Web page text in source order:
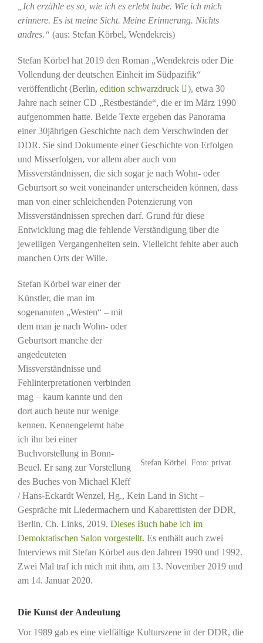
„Ich erzähle es so, wie ich es erlebt habe. Wie ich mich
erinnere. Es ist meine Sicht. Meine Erinnerung. Nichts
andres.“ (aus: Stefan Körbel, Wendekreis)
Stefan Körbel hat 2019 den Roman „Wendekreis oder Die
Vollendung der deutschen Einheit im Südpazifik“
veröffentlicht (Berlin, edition schwarzdruck
), etwa 30
Jahre nach seiner CD „Restbestände“, die er im März 1990
aufgenommen hatte. Beide Texte ergeben das Panorama
einer 30jährigen Geschichte nach dem Verschwinden der
DDR. Sie sind Dokumente einer Geschichte von Erfolgen
und Misserfolgen, vor allem aber auch von
Missverständnissen, die sich sogar je nach Wohn- oder
Geburtsort so weit voneinander unterscheiden können, dass
man von einer schleichenden Potenzierung von
Missverständnissen sprechen darf. Grund für diese
Entwicklung mag die fehlende Verständigung über die
jeweiligen Vergangenheiten sein. Vielleicht fehlte aber auch
manchen Orts der Wille.
Stefan Körbel. Foto: privat.
Stefan Körbel war einer der
Künstler, die man im
sogenannten „Westen“ – mit
dem man je nach Wohn- oder
Geburtsort manche der
angedeuteten
Missverständnisse und
Fehlinterpretationen verbinden
mag – kaum kannte und den
dort auch heute nur wenige
kennen. Kennengelernt habe
ich ihn bei einer
Buchvorstellung in Bonn-
Beuel. Er sang zur Vorstellung
des Buches von Michael Kleff
/ Hans-Eckardt Wenzel, Hg., Kein Land in Sicht –
Gespräche mit Liedermachern und Kabarettisten der DDR,
Berlin, Ch. Links, 2019. Dieses Buch habe ich im
Demokratischen Salon vorgestellt. Es enthält auch zwei
Interviews mit Stefan Körbel aus den Jahren 1990 und 1992.
Zwei Mal traf ich mich mit ihm, am 13. November 2019 und
am 14. Januar 2020.
Die Kunst der Andeutung
Vor 1989 gab es eine vielfältige Kulturszene in der DDR, die